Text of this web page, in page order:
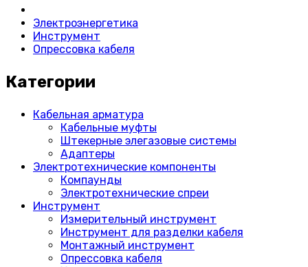
Электроэнергетика
Инструмент
Опрессовка кабеля
Категории
Кабельная арматура
Кабельные муфты
Штекерные элегазовые системы
Адаптеры
Электротехнические компоненты
Компаунды
Электротехнические спреи
Инструмент
Измерительный инструмент
Инструмент для разделки кабеля
Монтажный инструмент
Опрессовка кабеля